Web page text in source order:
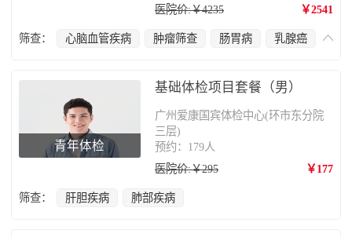
医院价:￥4235
￥2541
筛查： 心脑血管疾病 肿瘤筛查 肠胃病
乳腺癌
骨质疏松
青年体检
基础体检项目套餐（男）
广州爱康国宾体检中心(环市东分院
三层)
预约：179人
医院价:￥295
￥177
筛查： 肝胆疾病 肺部疾病